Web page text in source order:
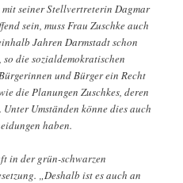
seiner Stellvertreterin Dagmar
sein, muss Frau Zuschke auch
Jahren Darmstadt schon
so die sozialdemokratischen
und Bürger ein Recht
die Planungen Zuschkes, deren
Umständen könne dies auch
haben.
in der grün-schwarzen
„Deshalb ist es auch an